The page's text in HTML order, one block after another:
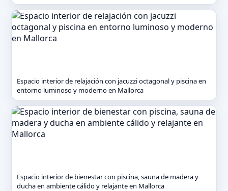
Espacio interior de relajación con jacuzzi octagonal y piscina en
entorno luminoso y moderno en Mallorca
Espacio interior de bienestar con piscina, sauna de madera y
ducha en ambiente cálido y relajante en Mallorca